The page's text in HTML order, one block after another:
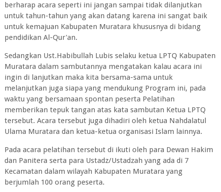
berharap acara seperti ini jangan sampai tidak dilanjutkan
untuk tahun-tahun yang akan datang karena ini sangat baik
untuk kemajuan Kabupaten Muratara khususnya di bidang
pendidikan Al-Qur'an.
Sedangkan Ust.Habibullah Lubis selaku ketua LPTQ Kabupaten
Muratara dalam sambutannya mengatakan kalau acara ini
ingin di lanjutkan maka kita bersama-sama untuk
melanjutkan juga siapa yang mendukung Program ini, pada
waktu yang bersamaan spontan peserta Pelatihan
memberikan tepuk tangan atas kata sambutan Ketua LPTQ
tersebut. Acara tersebut juga dihadiri oleh ketua Nahdalatul
Ulama Muratara dan ketua-ketua organisasi Islam lainnya.
Pada acara pelatihan tersebut di ikuti oleh para Dewan Hakim
dan Panitera serta para Ustadz/Ustadzah yang ada di 7
Kecamatan dalam wilayah Kabupaten Muratara yang
berjumlah 100 orang peserta.